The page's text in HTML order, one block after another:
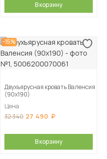
В корзину
-15%
Двухъярусная кровать Валенсия
(90х190)
Цена
32 340 27 490
В корзину